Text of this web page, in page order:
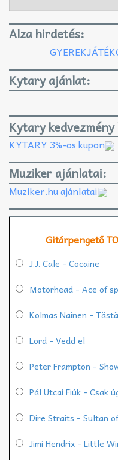
Alza hirdetés:
Kytary ajánlat:
Kytary kedvezmény
KYTARY 3%-os kupon
Muziker ajánlatai:
Muziker.hu ajánlatai
Gitárpengető
J.J. Cale - Cocaine
Motörhead - Ace of
Kolmas Nainen -
Lord - Vedd el
Peter Frampton -
Pál Utcai Fiúk - Csak
Dire Straits - Sultan
Jimi Hendrix - Little